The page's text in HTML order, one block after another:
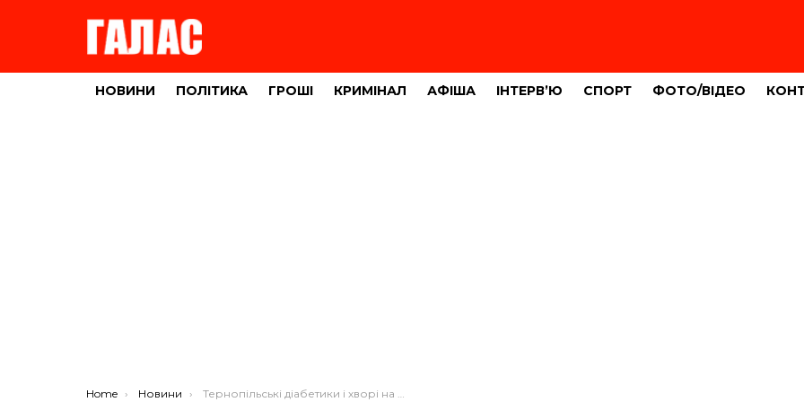
НОВИНИ ПОЛІТИКА ГРОШІ КРИМІНАЛ АФІША ІНТЕРВ’Ю СПОРТ ФОТО/ВІДЕО
You are here:
Home Новини Тернопільські діабетики і хворі на ниркову недостатність залишилися без ліків